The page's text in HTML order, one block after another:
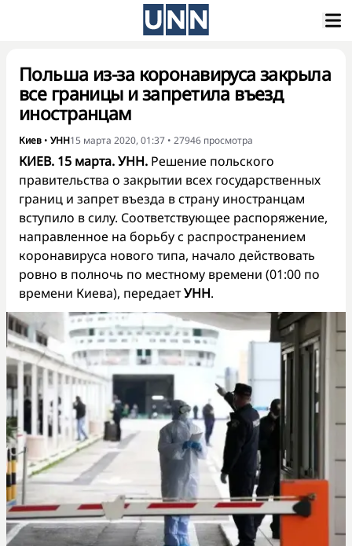
Польша из-за коронавируса закрыла
все границы и запретила въезд
иностранцам
Киев • УНН15 марта 2020, 01:37 • 27946 просмотра
КИЕВ. 15 марта. УНН. Решение польского
правительства о закрытии всех государственных
границ и запрет въезда в страну иностранцам
вступило в силу. Соответствующее распоряжение,
направленное на борьбу с распространением
коронавируса нового типа, начало действовать
ровно в полночь по местному времени (01:00 по
времени Киева), передаетУНН.